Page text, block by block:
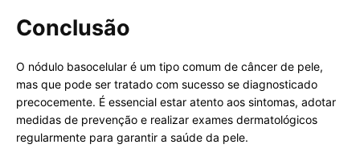
Conclusão
O nódulo basocelular é um tipo comum de câncer de pele,
mas que pode ser tratado com sucesso se diagnosticado
precocemente. É essencial estar atento aos sintomas, adotar
medidas de prevenção e realizar exames dermatológicos
regularmente para garantir a saúde da pele.